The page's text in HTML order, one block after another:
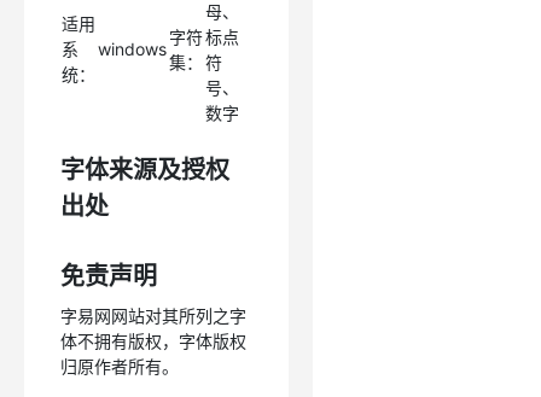
适用
系
统：
windows
字符
集：
母、
标点
符
号、
数字
字体来源及授权
出处
免责声明
字易网网站对其所列之字
体不拥有版权，字体版权
归原作者所有。